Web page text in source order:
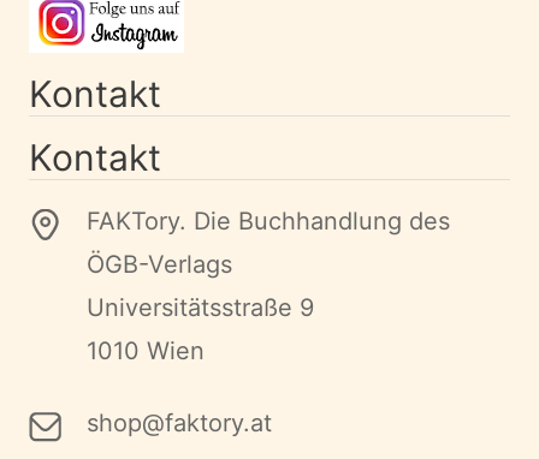
Kontakt
Kontakt
FAKTory. Die Buchhandlung des
ÖGB-Verlags
Universitätsstraße 9
1010 Wien
shop@faktory.at